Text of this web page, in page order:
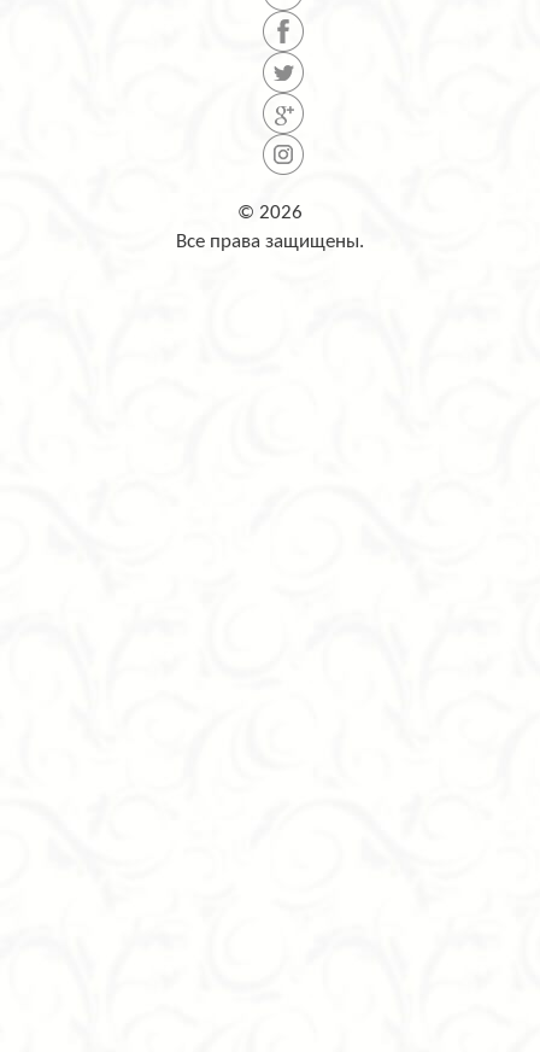
© 2026
Все права защищены.